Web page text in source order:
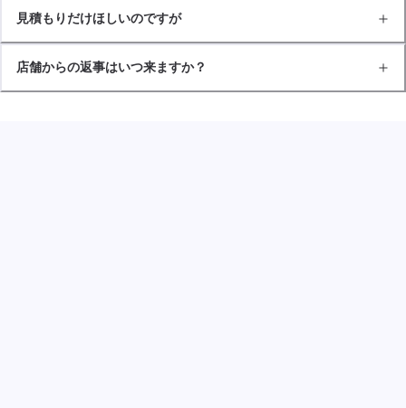
見積もりだけほしいのですが
店舗からの返事はいつ来ますか？